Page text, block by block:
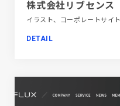
株式会社リブセンス
DETAIL